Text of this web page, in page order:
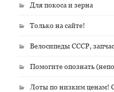
Для покоса и зерна
Только на сайте!
Велосипеды СССР,
Помогите опознать
Лоты по низким ценам!